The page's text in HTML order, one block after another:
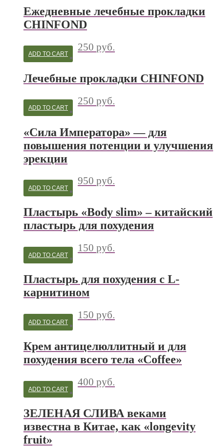
Ежедневные лечебные прокладки
CHINFOND
250 руб.
ADD TO CART
Лечебные прокладки CHINFOND
250 руб.
ADD TO CART
«Сила Императора» — для
повышения потенции и улучшения
эрекции
950 руб.
ADD TO CART
Пластырь «Body slim» – китайский
пластырь для похудения
150 руб.
ADD TO CART
Пластырь для похудения с L-
карнитином
150 руб.
ADD TO CART
Крем антицелюллитный и для
похудения всего тела «Coffee»
400 руб.
ADD TO CART
ЗЕЛЕНАЯ СЛИВА веками
известна в Китае, как «longevity
fruit»